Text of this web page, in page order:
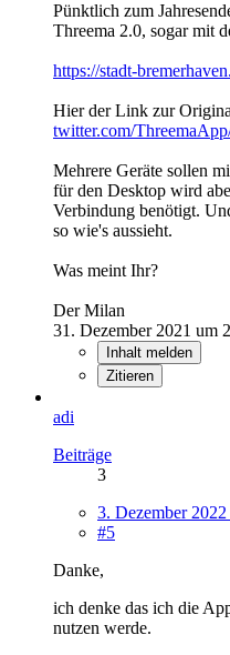
Pünktlich zum
Threema 2.0, sogar mit
https://stadt-
Hier der Link zur
twitter.com/
Mehrere Geräte sollen
für den Desktop wird
Verbindung benötigt.
so wie's aussieht.
Was meint Ihr?
Der Milan
31. Dezember 2021 um
Inhalt melden
Zitieren
adi
Beiträge
3
3. Dezember
#5
Danke,
ich denke das ich die
nutzen werde.